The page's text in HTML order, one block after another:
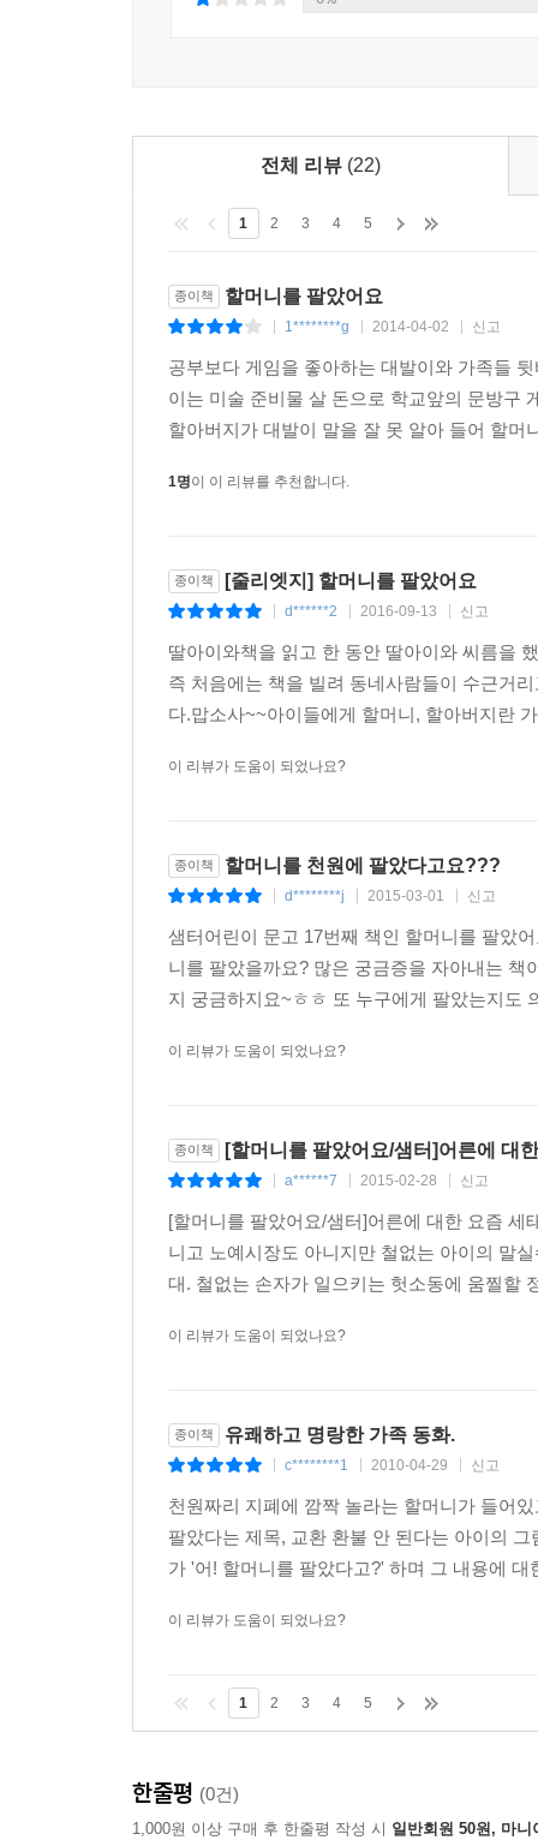
전체 리뷰 (22)
1 2 3 4 5
종이책 할머니를 팔았어요
1********g 2014-04-02 신고
공부보다 게임을 좋아하는 대발이와 가족들
이는 미술 준비물 살 돈으로 학교앞의 문방구
할아버지가 대발이 말을 잘 못 알아 들어 할
1명이 이 리뷰를 추천합니다.
종이책 [줄리엣지] 할머니를 팔았어요
d******2 2016-09-13 신고
딸아이와책을 읽고 한 동안 딸아이와 씨름을
즉 처음에는 책을 빌려 동네사람들이 수근거
다.맙소사~~아이들에게 할머니, 할아버지란
이 리뷰가 도움이 되었나요?
종이책 할머니를 천원에 팔았다고요???
d********j 2015-03-01 신고
샘터어린이 문고 17번째 책인 할머니를 팔았
니를 팔았을까요? 많은 궁금증을 자아내는
지 궁금하지요~ㅎㅎ 또 누구에게 팔았는지도
이 리뷰가 도움이 되었나요?
종이책 [할머니를 팔았어요/샘터]어른에 대
a******7 2015-02-28 신고
[할머니를 팔았어요/샘터]어른에 대한 요즘
니고 노예시장도 아니지만 철없는 아이의 말
대. 철없는 손자가 일으키는 헛소동에 움찔할
이 리뷰가 도움이 되었나요?
종이책 유쾌하고 명랑한 가족 동화.
c********1 2010-04-29 신고
천원짜리 지폐에 깜짝 놀라는 할머니가 들어
팔았다는 제목, 교환 환불 안 된다는 아이의
가 '어! 할머니를 팔았다고?' 하며 그 내용에
이 리뷰가 도움이 되었나요?
1 2 3 4 5
한줄평 (0건)
1,000원 이상 구매 후 한줄평 작성 시 일반회원 50원, 마니